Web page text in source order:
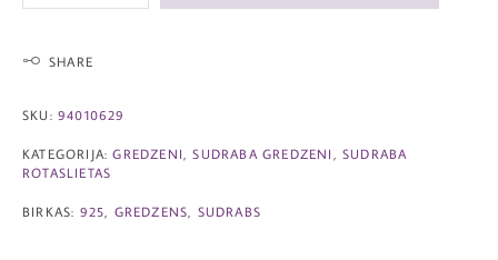
SHARE
SKU: 94010629
KATEGORIJA:GREDZENI ,SUDRABA GREDZENI ,SUDRABA
ROTASLIETAS
BIRKAS: 925 GREDZENS SUDRABS